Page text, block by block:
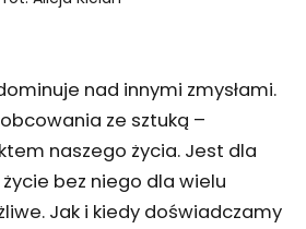
nad innymi zmysłami.
ze sztuką –
naszego życia. Jest dla
bez niego dla wielu
Jak i kiedy doświadczamy